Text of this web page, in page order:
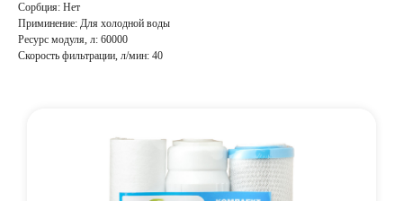
Сорбция: Нет
Приминение: Для холодной воды
Ресурс модуля, л: 60000
Скорость фильтрации, л/мин: 40